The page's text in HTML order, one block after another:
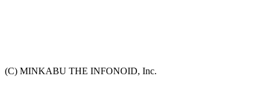
(C) MINKABU THE INFONOID, Inc.